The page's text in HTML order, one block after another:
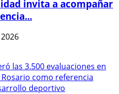
invita a acompañar